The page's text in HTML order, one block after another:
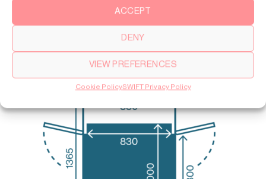
ACCEPT
DENY
VIEW PREFERENCES
Cookie PolicySWIFT Privacy Policy
250 kg / 3 persons
Hole through floor:940×1425 mm